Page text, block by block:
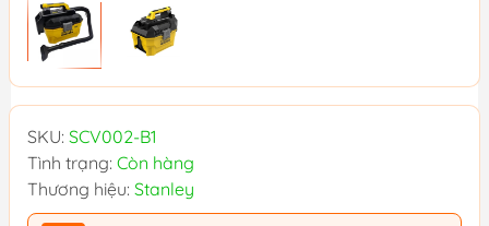
SKU: SCV002-B1
Tình trạng: Còn hàng
Thương hiệu: Stanley